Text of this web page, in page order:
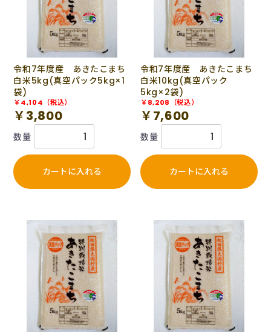
令和7年度産 あきたこまち
白米5kg(真空パック5kg×1
袋)
￥4,104（税込）
￥3,800
数量
カートに入れる
令和7年度産 あきたこまち
白米10kg(真空パック
5kg×2袋)
￥8,208（税込）
￥7,600
数量
カートに入れる